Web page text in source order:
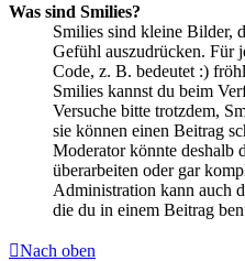
Was sind Smilies?
Smilies sind kleine Bilder,
Gefühl auszudrücken. Für
Code, z. B. bedeutet :)
Smilies kannst du beim
Versuche bitte trotzdem,
sie können einen Beitrag
Moderator könnte deshalb
überarbeiten oder gar
Administration kann auch
die du in einem Beitrag
Nach oben